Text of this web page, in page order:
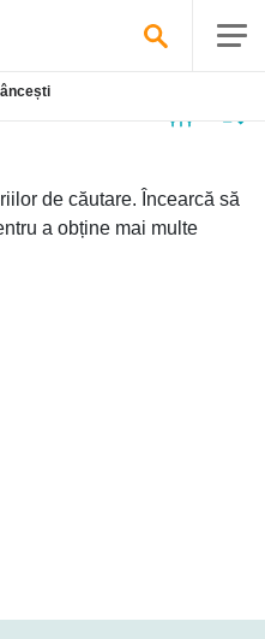
de căutare. Încearcă să
a obține mai multe